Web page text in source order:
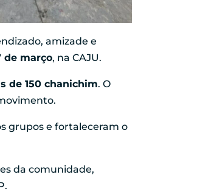
amizade e
de março, na CAJU.
de 150 chanichim. O
grupos e fortaleceram o
da comunidade,